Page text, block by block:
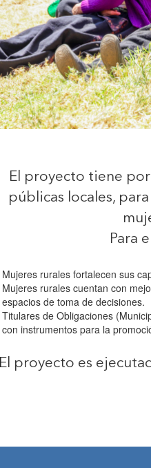
El proyecto tiene
públicas locales,
Para
Mujeres rurales fortalecen sus
Mujeres rurales cuentan con
espacios de toma de decisiones.
Titulares de Obligaciones
con instrumentos para la
El proyecto es